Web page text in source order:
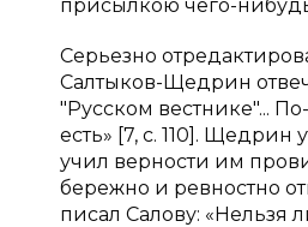
присылкою чего-
Серьезно
Салтыков-Щедрин
"Русском вестнике"...
есть» [7, с. 110].
учил верности им
бережно и ревностно
писал Салову: «Нельзя